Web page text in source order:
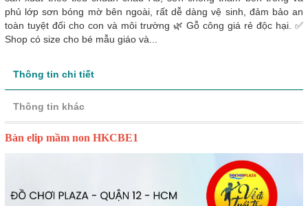
phủ lớp sơn bóng mờ bên ngoài, rất dễ dàng vệ sinh, đảm bảo an
toàn tuyệt đối cho con và môi trường 🌿 Gỗ công giá rẻ độc hại. ✅
Shop có size cho bé mẫu giáo và...
Thông tin chi tiết
Thông tin khác
Bàn elip mầm non HKCBE1